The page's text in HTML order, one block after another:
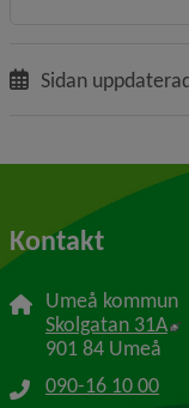
Sidan
Kontakt
Umeå kommun
Skolgatan 31A
901 84 Umeå
090-16 10 00